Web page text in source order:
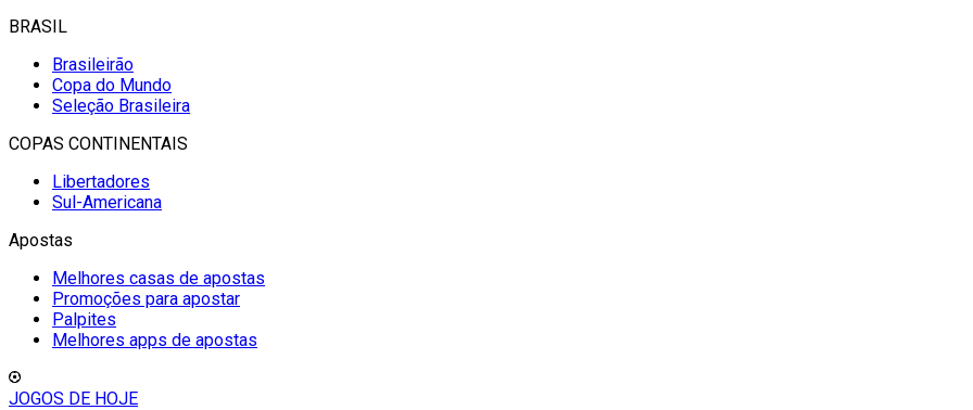
BRASIL
Brasileirão
Copa do Mundo
Seleção Brasileira
COPAS CONTINENTAIS
Libertadores
Sul-Americana
Apostas
Melhores casas de apostas
Promoções para apostar
Palpites
Melhores apps de apostas
JOGOS DE HOJE